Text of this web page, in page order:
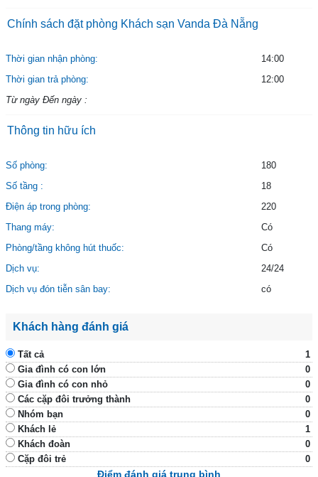
Chính sách đặt phòng Khách sạn Vanda Đà Nẵng
Thời gian nhận phòng:
14:00
Thời gian trả phòng:
12:00
Từ ngày Đến ngày :
Thông tin hữu ích
Số phòng:
180
Số tầng :
18
Điện áp trong phòng:
220
Thang máy:
Có
Phòng/tầng không hút thuốc:
Có
Dịch vụ:
24/24
Dịch vụ đón tiễn sân bay:
có
Khách hàng đánh giá
Tất cả
1
Gia đình có con lớn
0
Gia đình có con nhỏ
0
Các cặp đôi trưởng thành
0
Nhóm bạn
0
Khách lẻ
1
Khách đoàn
0
Cặp đôi trẻ
0
Điểm đánh giá trung bình